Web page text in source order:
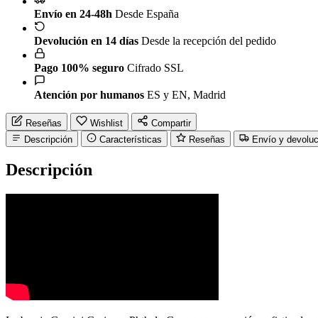
Envío en 24-48h Desde España
Devolución en 14 días Desde la recepción del pedido
Pago 100% seguro Cifrado SSL
Atención por humanos ES y EN, Madrid
Reseñas Wishlist
Compartir
Descripción
Características Reseñas Envío y
Descripción